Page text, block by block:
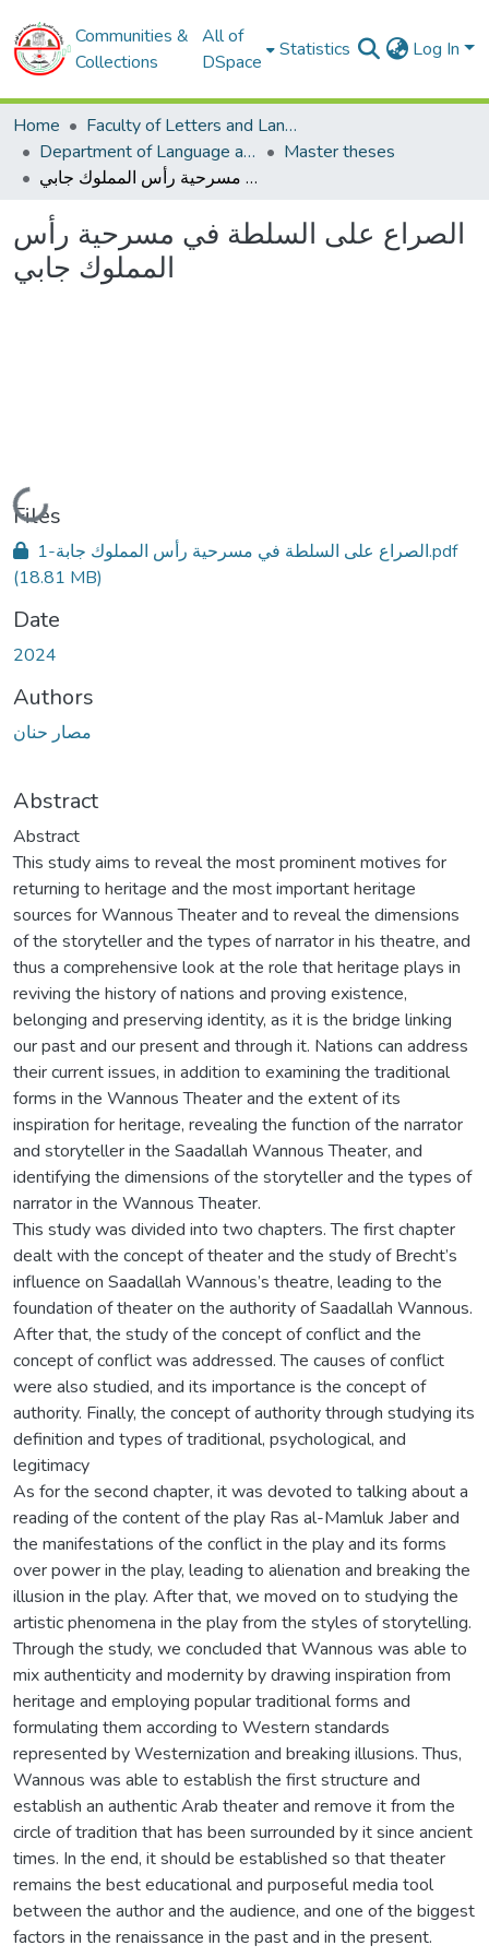
Communities &
Collections
All of
DSpace
Statistics Log In
Home
Faculty of Letters and Languages
Department of Language and Arabic literature
Master theses
الصراع على السلطة في مسرحية رأس المملوك جابي
الصراع على السلطة في مسرحية رأس
المملوك جابي
Loading...
Files
الصراع على السلطة في مسرحية رأس المملوك جابة-1.pdf
(18.81 MB)
Date
2024
Authors
مصار حنان
Abstract
Abstract
This study aims to reveal the most prominent motives for
returning to heritage and the most important heritage
sources for Wannous Theater and to reveal the dimensions
of the storyteller and the types of narrator in his theatre, and
thus a comprehensive look at the role that heritage plays in
reviving the history of nations and proving existence,
belonging and preserving identity, as it is the bridge linking
our past and our present and through it. Nations can address
their current issues, in addition to examining the traditional
forms in the Wannous Theater and the extent of its
inspiration for heritage, revealing the function of the narrator
and storyteller in the Saadallah Wannous Theater, and
identifying the dimensions of the storyteller and the types of
narrator in the Wannous Theater.
This study was divided into two chapters. The first chapter
dealt with the concept of theater and the study of Brecht’s
influence on Saadallah Wannous’s theatre, leading to the
foundation of theater on the authority of Saadallah Wannous.
After that, the study of the concept of conflict and the
concept of conflict was addressed. The causes of conflict
were also studied, and its importance is the concept of
authority. Finally, the concept of authority through studying its
definition and types of traditional, psychological, and
legitimacy
As for the second chapter, it was devoted to talking about a
reading of the content of the play Ras al-Mamluk Jaber and
the manifestations of the conflict in the play and its forms
over power in the play, leading to alienation and breaking the
illusion in the play. After that, we moved on to studying the
artistic phenomena in the play from the styles of storytelling.
Through the study, we concluded that Wannous was able to
mix authenticity and modernity by drawing inspiration from
heritage and employing popular traditional forms and
formulating them according to Western standards
represented by Westernization and breaking illusions. Thus,
Wannous was able to establish the first structure and
establish an authentic Arab theater and remove it from the
circle of tradition that has been surrounded by it since ancient
times. In the end, it should be established so that theater
remains the best educational and purposeful media tool
between the author and the audience, and one of the biggest
factors in the renaissance in the past and in the present.